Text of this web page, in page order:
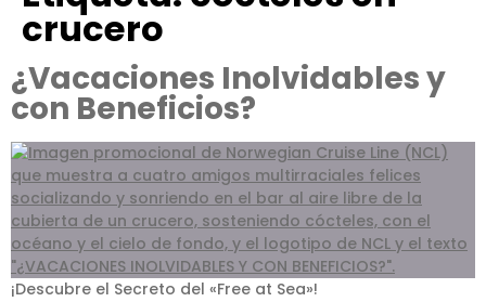
crucero
¿Vacaciones Inolvidables y
con Beneficios?
¡Descubre el Secreto del «Free at Sea»!